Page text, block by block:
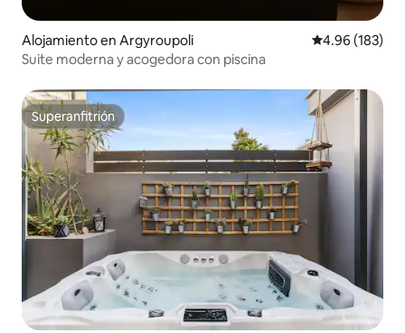
Alojamiento en Argyroupoli Calificación
4.96 (183)
Suite moderna y acogedora con piscina
Superanfitrión
Superanfitrión